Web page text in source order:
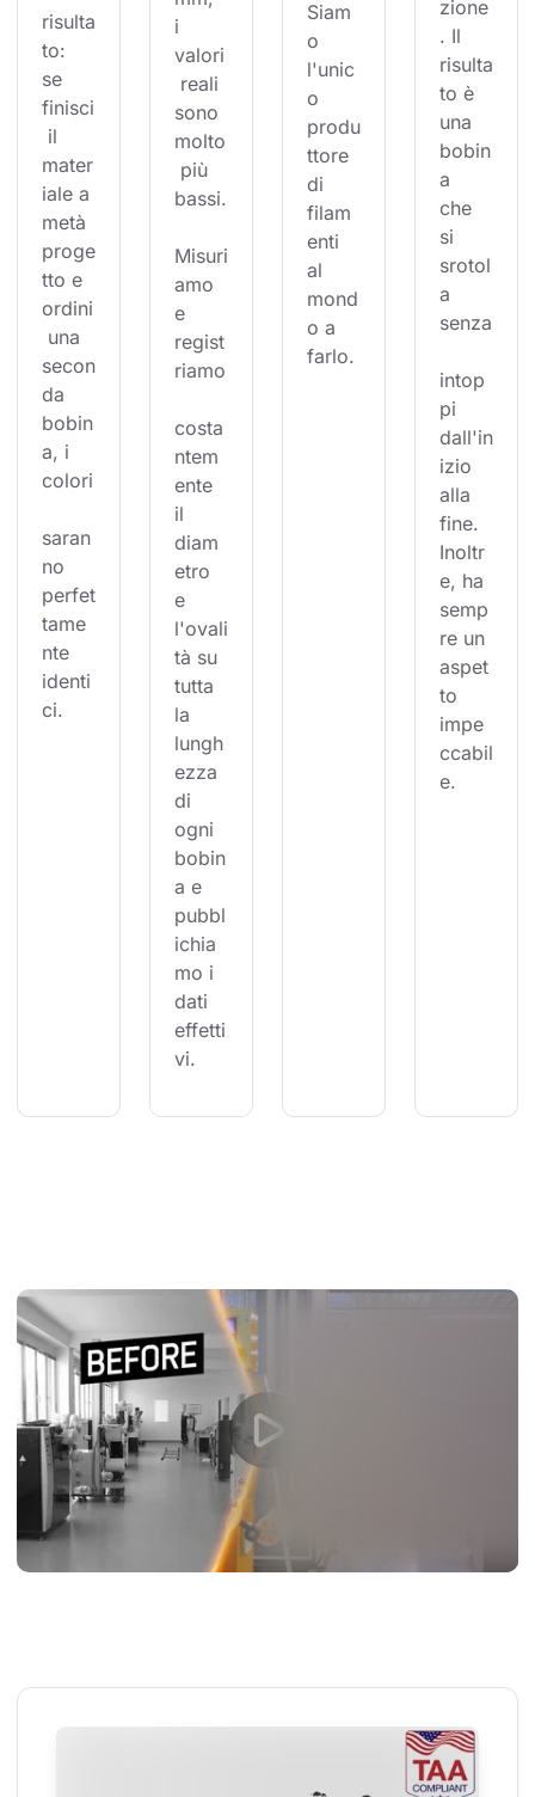
risulta
to:
se
finisci
il
mater
iale a
metà
proge
tto e
ordini
una
secon
da
bobin
a, i
colori
saran
no
perfet
tame
nte
identi
ci.
i
valori
reali
sono
molto
più
bassi.
Misuri
amo
e
regist
riamo
costa
ntem
ente
il
diam
etro
e
l'ovali
tà su
tutta
la
lungh
ezza
di
ogni
bobin
a e
pubbl
ichia
mo i
dati
effetti
vi.
Siam
o
l'unic
o
produ
ttore
di
filam
enti
al
mond
o a
farlo.
zione
. Il
risulta
to è
una
bobin
a
che
si
srotol
a
senza
intop
pi
dall'in
izio
alla
fine.
Inoltr
e, ha
semp
re un
aspet
to
impe
ccabil
e.